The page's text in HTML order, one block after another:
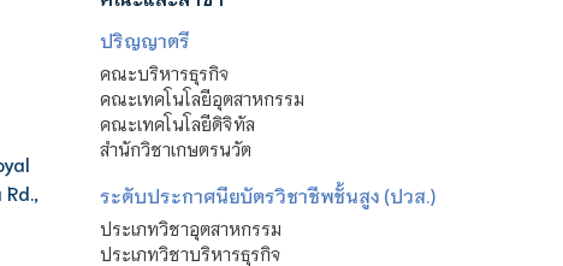
ปริญญาตรี
คณะบริหารธุรกิจ
คณะเทคโนโลยีอุตสาหกรรม
คณะเทคโนโลยีดิจิทัล
สำนักวิชาเกษตรนวัต
ระดับประกาศนียบัตรวิชาชีพชั้นสูง (ปวส.)
ประเภทวิชาอุตสาหกรรม
ประเภทวิชาบริหารธุรกิจ